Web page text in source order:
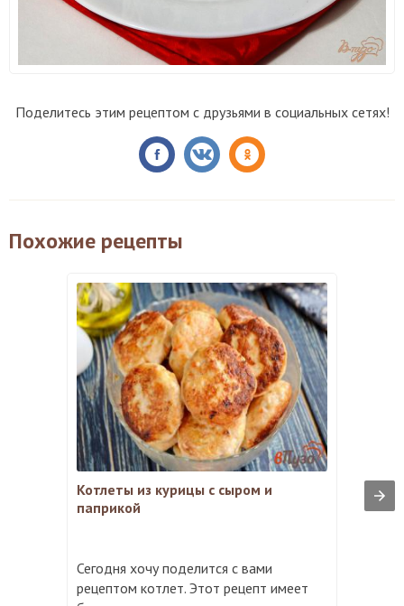
Поделитесь этим рецептом с друзьями в социальных сетях!
Похожие рецепты
Котлеты из курицы с сыром и
паприкой
Сегодня хочу поделится с вами
рецептом котлет. Этот рецепт имеет